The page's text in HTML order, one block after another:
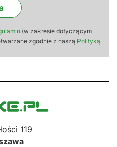
(w zakresie dotyczącym
zgodnie z naszą Polityką
119